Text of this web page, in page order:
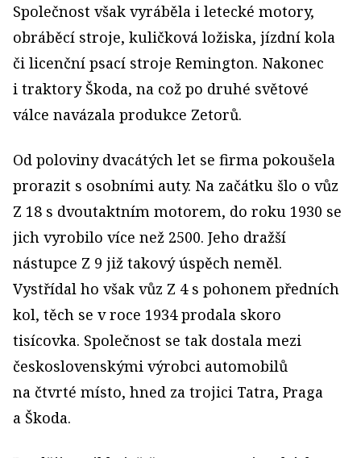
Společnost však vyráběla i letecké motory,
obráběcí stroje, kuličková ložiska, jízdní kola
či licenční psací stroje Remington. Nakonec
i traktory Škoda, na což po druhé světové
válce navázala produkce Zetorů.
Od poloviny dvacátých let se firma pokoušela
prorazit s osobními auty. Na začátku šlo o vůz
Z 18 s dvoutaktním motorem, do roku 1930 se
jich vyrobilo více než 2500. Jeho dražší
nástupce Z 9 již takový úspěch neměl.
Vystřídal ho však vůz Z 4 s pohonem předních
kol, těch se v roce 1934 prodala skoro
tisícovka. Společnost se tak dostala mezi
československými výrobci automobilů
na čtvrté místo, hned za trojici Tatra, Praga
a Škoda.